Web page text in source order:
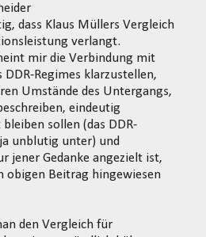
dass Klaus Müllers Vergleich
verlangt.
mir die Verbindung mit
DDR-Regimes klarzustellen,
Umstände des Untergangs,
eindeutig
sollen (das DDR-
unblutig unter) und
jener Gedanke angezielt ist,
obigen Beitrag hingewiesen
den Vergleich für